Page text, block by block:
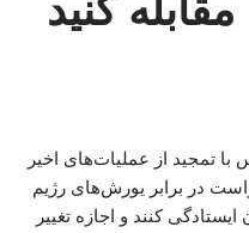
کنید
تمجید از عملیات‌های اخیر
در برابر یورش‌های رژیم
کنند و اجازه تغییر